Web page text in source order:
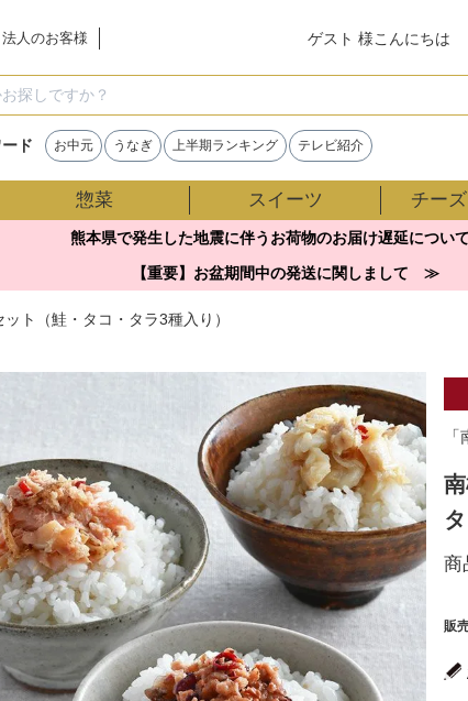
法人のお客様 ゲスト 様こんにちは
検索
ド お中元 うなぎ 上半期ランキング テレビ紹介
惣菜 スイーツ チー
熊本県で発生した地震に伴うお荷物のお届け遅延につ
【重要】お盆期間中の発送に関しまして ≫
ト（鮭・タコ・タラ3種入り）
商
販